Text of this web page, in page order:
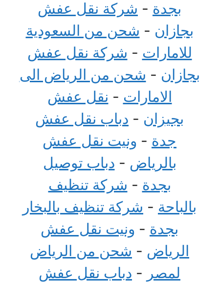
بجدة - شركة نقل عفش
بجازان - شحن من السعودية
للامارات - شركة نقل عفش
بجازان - شحن من الرياض الى
الامارات - نقل عفش
بجيزان - دباب نقل عفش
جدة - ونيت نقل عفش
بالرياض - دباب توصيل
بجدة - شركة تنظيف
بالباحة - شركة تنظيف بالبخار
بجدة - ونيت نقل عفش
الرياض - شحن من الرياض
لمصر - دباب نقل عفش